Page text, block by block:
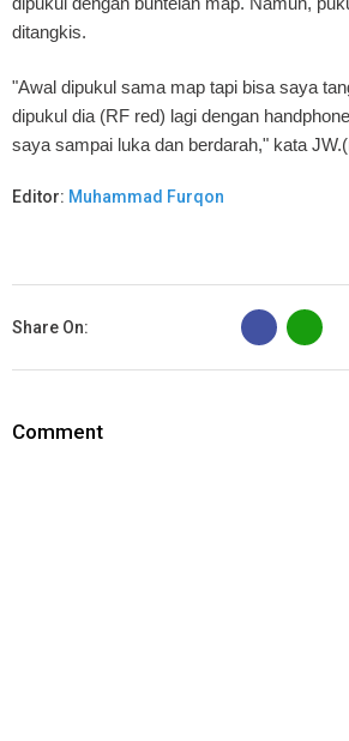
ditangkis.
"Awal dipukul sama map tapi bisa saya
dipukul dia (RF red) lagi dengan
saya sampai luka dan berdarah," kata
Editor: Muhammad Furqon
Share On:
B
Comment